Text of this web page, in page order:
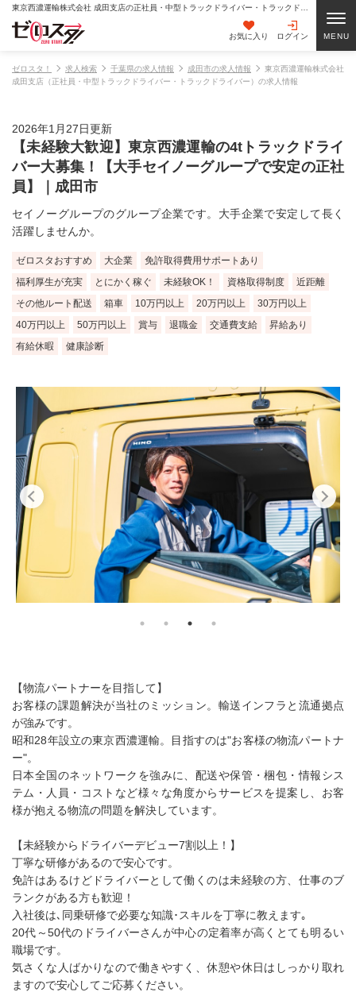
お気に入り ログイン
ゼロスタ！ 求人検索 千葉県の求人情報 成田市の求人情報
東京西濃運輸株式会社
成田支店（正社員・中型トラックドライバー・トラックドライバー）の求人情報
2026年1月27日更新
【未経験大歓迎】東京西濃運輸の4tトラックドライ
バー大募集！【大手セイノーグループで安定の正社
員】｜成田市
セイノーグループのグループ企業です。大手企業で安定して長く
活躍しませんか。
ゼロスタおすすめ 大企業
免許取得費用サポートあり
福利厚生が充実
とにかく稼ぐ 未経験OK！ 資格取得制度
近距離
その他ルート配送
箱車 10万円以上 20万円以上
30万円以上
40万円以上
50万円以上 賞与 退職金 交通費支給
昇給あり
有給休暇
健康診断
【物流パートナーを目指して】
お客様の課題解決が当社のミッション。輸送インフラと流通拠点
が強みです。
昭和28年設立の東京西濃運輸。目指すのは"お客様の物流パートナ
ー"。
日本全国のネットワークを強みに、配送や保管・梱包・情報シス
テム・人員・コストなど様々な角度からサービスを提案し、お客
様が抱える物流の問題を解決しています。
【未経験からドライバーデビュー7割以上！】
丁寧な研修があるので安心です。
免許はあるけどドライバーとして働くのは未経験の方、仕事のブ
ランクがある方も歓迎！
入社後は､同乗研修で必要な知識･スキルを丁寧に教えます｡
20代～50代のドライバーさんが中心の定着率が高くとても明るい
職場です。
気さくな人ばかりなので働きやすく、休憩や休日はしっかり取れ
ますので安心してご応募ください。